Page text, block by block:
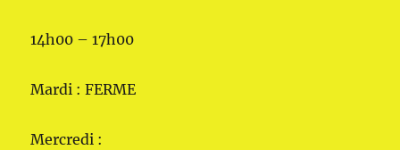
14h00 – 17h00
Mardi : FERME
Mercredi :